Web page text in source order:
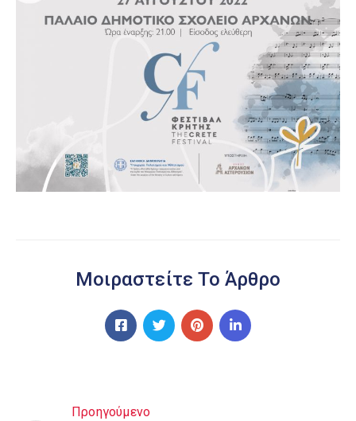
Μοιραστείτε Το Άρθρο
Προηγούμενο